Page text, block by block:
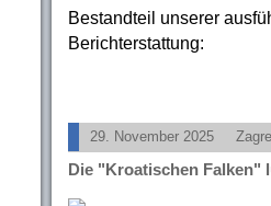
Bestandteil unserer
Berichterstattung:
29. November 2025
Die "Kroatischen Falken"